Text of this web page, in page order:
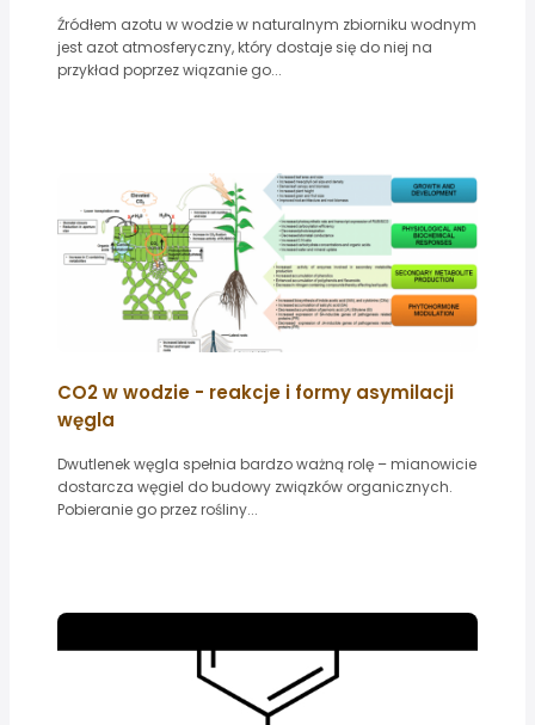
Źródłem azotu w wodzie w naturalnym zbiorniku wodnym
jest azot atmosferyczny, który dostaje się do niej na
przykład poprzez wiązanie go...
CO2 w wodzie - reakcje i formy asymilacji
węgla
Dwutlenek węgla spełnia bardzo ważną rolę – mianowicie
dostarcza węgiel do budowy związków organicznych.
Pobieranie go przez rośliny...